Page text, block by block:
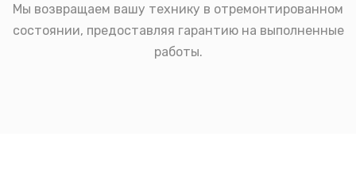
Мы возвращаем вашу технику в отремонтированном
состоянии, предоставляя гарантию на выполненные
работы.